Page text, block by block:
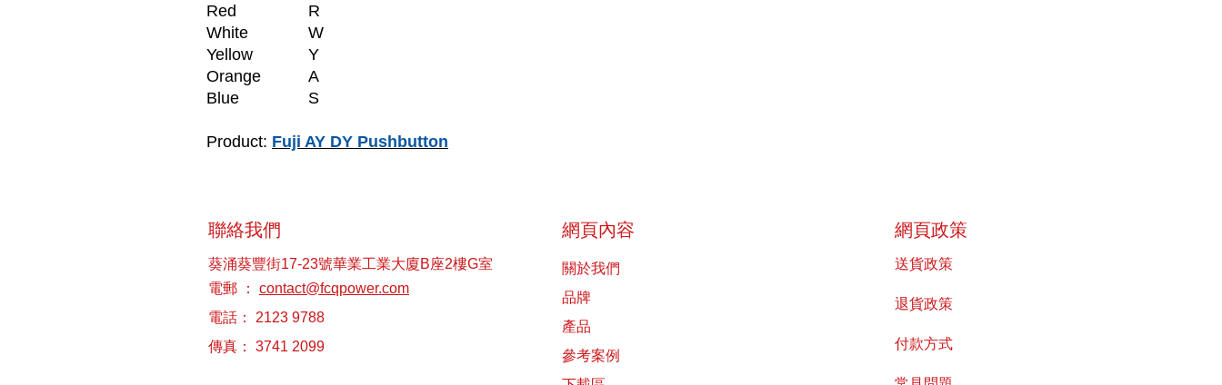
Red
R
White
W
Yellow
Y
Orange
A
Blue
S
Product: Fuji AY DY Pushbutton
聯絡我們
葵涌葵豐街17-23號華業工業大廈B座2樓G室
電郵 ： contact@fcqpower.com
電話： 2123 9788
傳真： 3741 2099
網頁內容
關於我們
品牌
產品
參考案例
​網頁政策
送貨政策
​退貨政策
付款方式